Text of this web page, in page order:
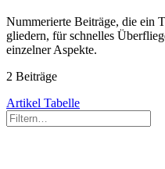
Nummerierte Beiträge, die ein
gliedern, für schnelles
einzelner Aspekte.
2 Beiträge
Artikel Tabelle